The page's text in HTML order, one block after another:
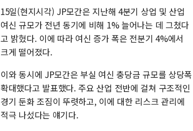
15일(현지시각) JP모간은 지난해 4분기 상업 및 산업
여신 규모가 전년 동기에 비해 1% 늘어나는 데 그쳤다
고 밝혔다. 이에 따라 여신 증가 폭은 전분기 4%에서
크게 떨어졌다.
이와 동시에 JP모간은 부실 여신 충당금 규모를 상당폭
확대했다고 발표했다. 주요 산업 전반에 걸쳐 구조적인
경기 둔화 조짐이 뚜렷하고, 이에 대한 리스크 관리에
적극 나섰다는 얘기다.